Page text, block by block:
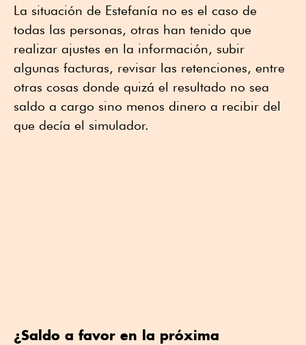
La situación de Estefanía no es el caso de
todas las personas, otras han tenido que
realizar ajustes en la información, subir
algunas facturas, revisar las retenciones, entre
otras cosas donde quizá el resultado no sea
saldo a cargo sino menos dinero a recibir del
que decía el simulador.
¿Saldo a favor en la próxima